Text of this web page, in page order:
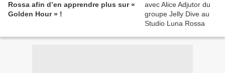
Rossa afin d’en apprendre plus sur «
Golden Hour » !